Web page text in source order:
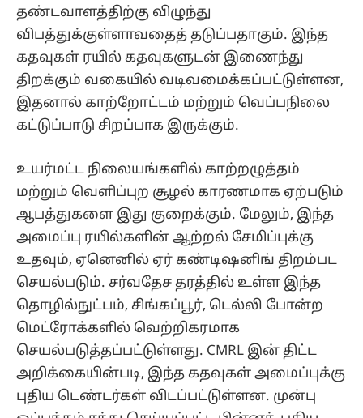
தண்டவாளத்திற்கு விழுந்து
விபத்துக்குள்ளாவதைத் தடுப்பதாகும். இந்த
கதவுகள் ரயில் கதவுகளுடன் இணைந்து
திறக்கும் வகையில் வடிவமைக்கப்பட்டுள்ளன,
இதனால் காற்றோட்டம் மற்றும் வெப்பநிலை
கட்டுப்பாடு சிறப்பாக இருக்கும்.
உயர்மட்ட நிலையங்களில் காற்றழுத்தம்
மற்றும் வெளிப்புற சூழல் காரணமாக ஏற்படும்
ஆபத்துகளை இது குறைக்கும். மேலும், இந்த
அமைப்பு ரயில்களின் ஆற்றல் சேமிப்புக்கு
உதவும், ஏனெனில் ஏர் கண்டிஷனிங் திறம்பட
செயல்படும். சர்வதேச தரத்தில் உள்ள இந்த
தொழில்நுட்பம், சிங்கப்பூர், டெல்லி போன்ற
மெட்ரோக்களில் வெற்றிகரமாக
செயல்படுத்தப்பட்டுள்ளது. CMRL இன் திட்ட
அறிக்கையின்படி, இந்த கதவுகள் அமைப்புக்கு
புதிய டெண்டர்கள் விடப்பட்டுள்ளன. முன்பு